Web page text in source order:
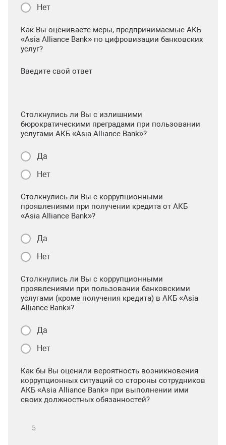
Нет
Как Вы оцениваете меры, предпринимаемые АКБ
«Asia Alliance Bank» по цифровизации банковских
услуг?
Введите свой ответ
Столкнулись ли Вы с излишними
бюрократическими преградами при пользовании
услугами АКБ «Asia Alliance Bank»?
Да
Нет
Столкнулись ли Вы с коррупционными
проявлениями при получении кредита от АКБ
«Asia Alliance Bank»?
Да
Нет
Столкнулись ли Вы с коррупционными
проявлениями при пользовании банковскими
услугами (кроме получения кредита) в АКБ «Asia
Alliance Bank»?
Да
Нет
Как бы Вы оценили вероятность возникновения
коррупционных ситуаций со стороны сотрудников
АКБ «Asia Alliance Bank» при выполнении ими
своих должностных обязанностей?